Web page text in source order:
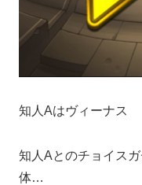
知人Aはヴィーナス
知人Aとのチョイス
体…